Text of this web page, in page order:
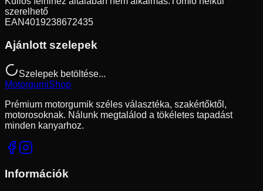
szerelhető
EAN4019238672435
Ajánlott szelepek
Szelepek betöltése...
MotorgumiShop
Prémium motorgumik széles választéka, szakértőktől,
motorosoknak. Nálunk megtalálod a tökéletes tapadást
minden kanyarhoz.
Információk